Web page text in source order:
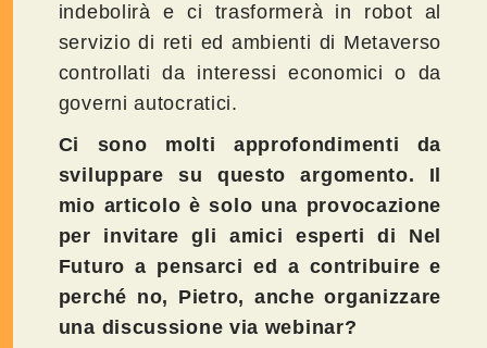
indebolirà e ci trasformerà in robot al
servizio di reti ed ambienti di Metaverso
controllati da interessi economici o da
governi autocratici.
Ci sono molti approfondimenti da
sviluppare su questo argomento. Il
mio articolo è solo una provocazione
per invitare gli amici esperti di Nel
Futuro a pensarci ed a contribuire e
perché no, Pietro, anche organizzare
una discussione via webinar?